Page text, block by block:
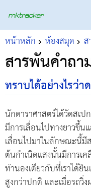
หน้าหลัก ห้องสมุด
สารพันคำถา
ทราบได้อย่างไรว่
นักดาราศาสตร์ได้วัดสเ
มีการเลื่อนไปทางยาวขึ้
เลื่อนไปมาในลักษณะนี้มี
ต้นกำเนิดแสงนั้นมีการเ
ทำนองเดียวกับที่เราได้ยิน
สูงกว่าปกติ และเมื่อรถวิ่ง